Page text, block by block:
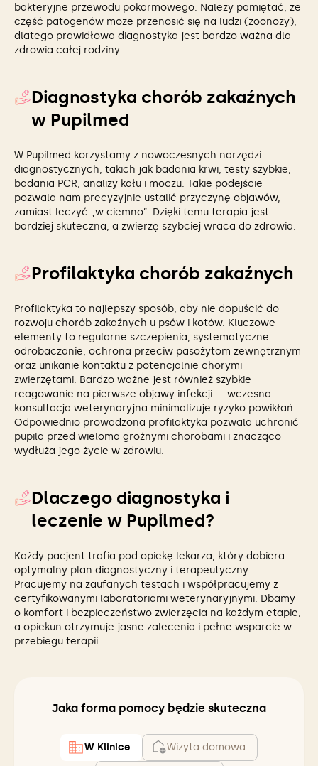
bakteryjne przewodu pokarmowego. Należy pamiętać, że
część patogenów może przenosić się na ludzi (zoonozy),
dlatego prawidłowa diagnostyka jest bardzo ważna dla
zdrowia całej rodziny.
Diagnostyka chorób zakaźnych
w Pupilmed
W Pupilmed korzystamy z nowoczesnych narzędzi
diagnostycznych, takich jak badania krwi, testy szybkie,
badania PCR, analizy kału i moczu. Takie podejście
pozwala nam precyzyjnie ustalić przyczynę objawów,
zamiast leczyć „w ciemno”. Dzięki temu terapia jest
bardziej skuteczna, a zwierzę szybciej wraca do zdrowia.
Profilaktyka chorób zakaźnych
Profilaktyka to najlepszy sposób, aby nie dopuścić do
rozwoju chorób zakaźnych u psów i kotów. Kluczowe
elementy to regularne szczepienia, systematyczne
odrobaczanie, ochrona przeciw pasożytom zewnętrznym
oraz unikanie kontaktu z potencjalnie chorymi
zwierzętami. Bardzo ważne jest również szybkie
reagowanie na pierwsze objawy infekcji — wczesna
konsultacja weterynaryjna minimalizuje ryzyko powikłań.
Odpowiednio prowadzona profilaktyka pozwala uchronić
pupila przed wieloma groźnymi chorobami i znacząco
wydłuża jego życie w zdrowiu.
Dlaczego diagnostyka i
leczenie w Pupilmed?
Każdy pacjent trafia pod opiekę lekarza, który dobiera
optymalny plan diagnostyczny i terapeutyczny.
Pracujemy na zaufanych testach i współpracujemy z
certyfikowanymi laboratoriami weterynaryjnymi. Dbamy
o komfort i bezpieczeństwo zwierzęcia na każdym etapie,
a opiekun otrzymuje jasne zalecenia i pełne wsparcie w
przebiegu terapii.
Jaka forma pomocy będzie skuteczna
W Klinice Wizyta domowa